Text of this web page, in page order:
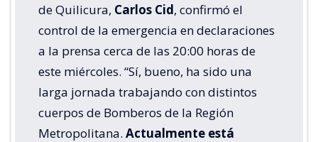
de Quilicura, Carlos Cid, confirmó el
control de la emergencia en declaraciones
a la prensa cerca de las 20:00 horas de
este miércoles. “Sí, bueno, ha sido una
larga jornada trabajando con distintos
cuerpos de Bomberos de la Región
Metropolitana. Actualmente está